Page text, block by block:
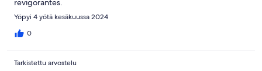
revigorantes.
Yöpyi 4 yötä kesäkuussa 2024
0
Tarkistettu arvostelu